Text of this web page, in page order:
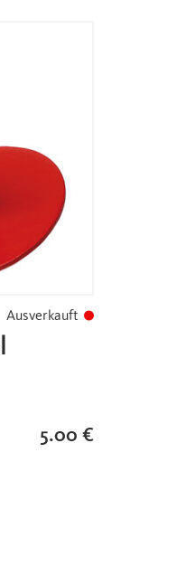
Ausverkauft
5.00 €